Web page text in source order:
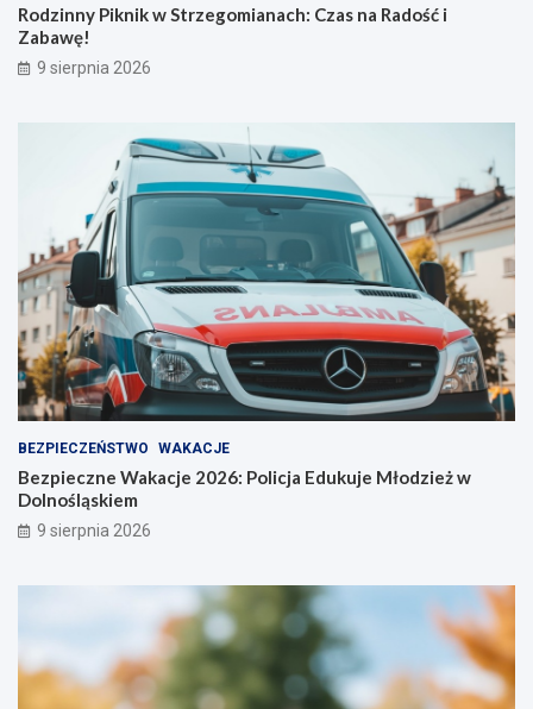
Rodzinny Piknik w Strzegomianach: Czas na Radość i
Zabawę!
9 sierpnia 2026
BEZPIECZEŃSTWO WAKACJE
Bezpieczne Wakacje 2026: Policja Edukuje Młodzież w
Dolnośląskiem
9 sierpnia 2026